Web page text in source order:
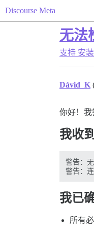
Discourse Meta
无法
支持 安装
Dávid_K
你好！我
我收
警告：
我已
所有